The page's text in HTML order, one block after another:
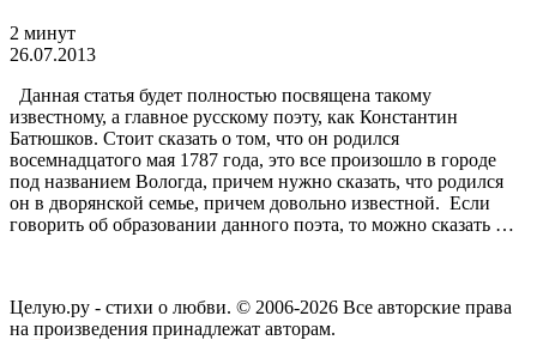
2 минут
26.07.2013
Данная статья будет полностью посвящена такому
известному, а главное русскому поэту, как Константин
Батюшков. Стоит сказать о том, что он родился
восемнадцатого мая 1787 года, это все произошло в городе
под названием Вологда, причем нужно сказать, что родился
он в дворянской семье, причем довольно известной. Если
говорить об образовании данного поэта, то можно сказать …
Целую.ру - стихи о любви. © 2006-2026 Все авторские права
на произведения принадлежат авторам.